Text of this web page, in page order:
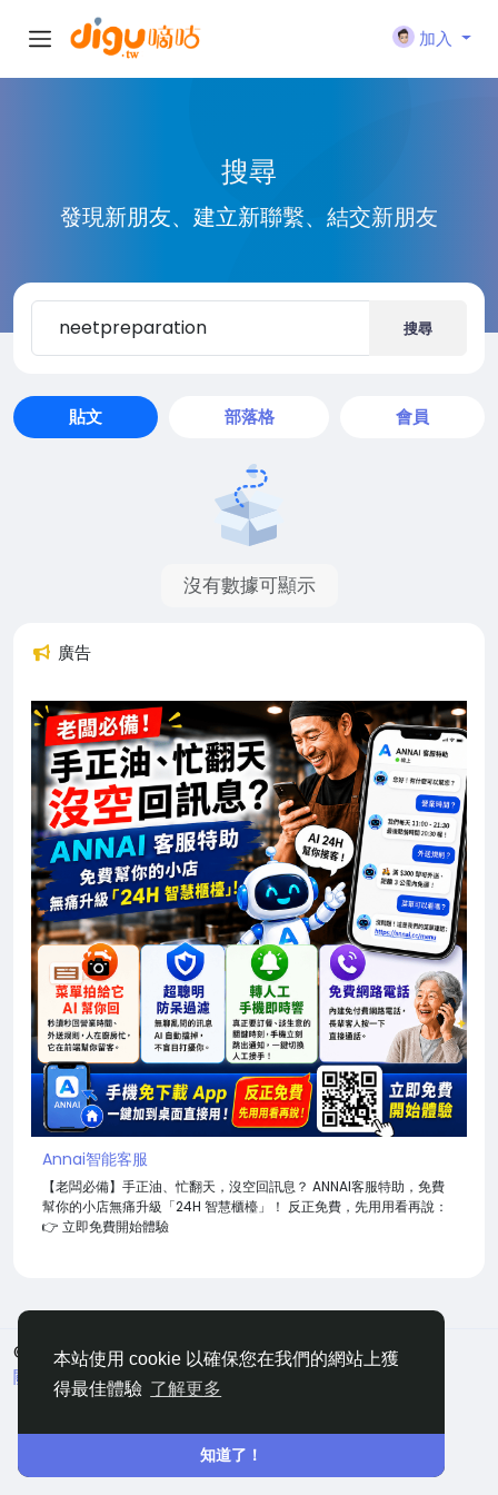
本站使用 cookie 以確保您在我們的網站上獲
得最佳體驗 了解更多
知道了！
加入
搜尋
發現新朋友、建立新聯繫、結交新朋友
搜尋
貼文 部落格 會員
沒有數據可顯示
廣告
Annai智能客服
【老闆必備】手正油、忙翻天，沒空回訊息？ ANNAI客服特助，免費
幫你的小店無痛升級「24H 智慧櫃檯」！ 反正免費，先用用看再說：
👉 立即免費開始體驗
© 2026 嘀咕
中文
關於
條款 隱私 聯絡 網站地圖